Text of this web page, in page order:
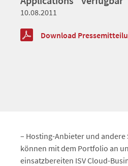
10.08.2011
Download
– Hosting-Anbieter und andere
können mit dem Portfolio an
einsatzbereiten ISV Cloud-